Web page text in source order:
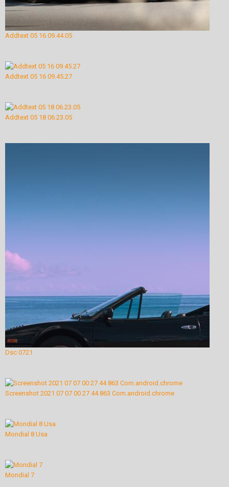
Addtext 05 16 09.44.05
Addtext 05 16 09.45.27
Addtext 05 18 06.23.05
Dsc 0721
Screenshot 2021 07 07 00 27 44 863 Com.android.chrome
Mondial 8 Usa
Mondial 7